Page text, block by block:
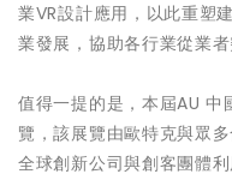
業VR設計應用，以此重塑
業發展，協助各行業從業
值得一提的是，本屆AU
覽，該展覽由歐特克與眾
全球創新公司與創客團體